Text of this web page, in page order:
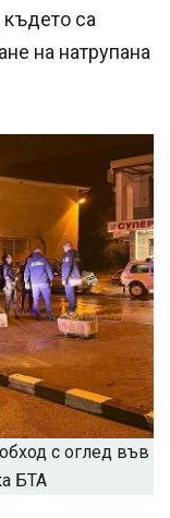
са
на натрупана
с оглед във
БТА